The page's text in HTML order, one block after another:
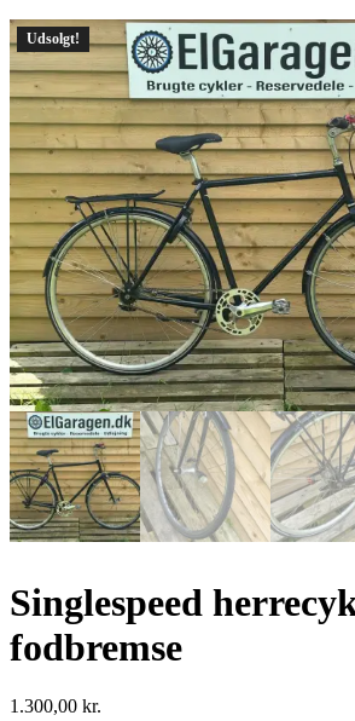
Udsolgt!
Singlespeed
fodbremse
1.300,00 kr.